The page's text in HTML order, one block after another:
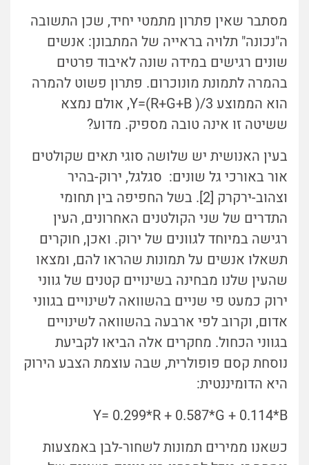
מסתבר שאין פתרון מתמטי יחיד, שכן התשובה
ה"נכונה" תלויה בראייה של המתבונן: אנשים
שונים רגישים במידה שונה לאיבוד פרטים
בהמרה לתמונת מונוכרום. פתרון פשוט להמרה
הוא הממוצע 3/( Y=(R+G+B, אולם נמצא
ששיטה זו אינה טובה מספיק. מדוע?
בעין האנושית יש שלושה סוגי תאים שקולטים
אור באורכי גל שונים: סגלגל, ירוק-בהיר
וצהוב-ירקרק [2]. בשל החפיפה בין תחומי
התדרים של שני הקולטנים האחרונים, העין
רגישה במיוחד לגוונים של ירוק. ואכן, חוקרים
תשאלו אנשים על תמונות שהראו להם, ומצאו
שהעין שלנו מבחינה בשינויים קטנים של גווני
ירוק כמעט פי שניים בהשוואה לשינויים בגווני
אדום, וקרוב לפי ארבעה בהשוואה לשינויים
בגווני הכחול. מחקרים אלה הביאו לקביעת
נוסחת קסם פופולרית, שבה עוצמת הצבע הירוק
היא הדומיננטית:
Y= 0.299*R + 0.587*G + 0.114*B
כשאנו ממירים תמונות לשחור-לבן באמצעות